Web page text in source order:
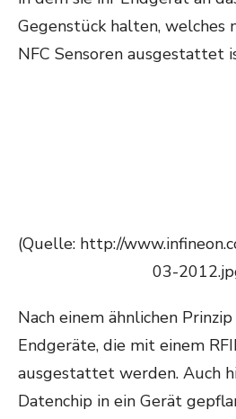
Gegenstück halten, welches
NFC Sensoren ausgestattet
(Quelle: http://
03-
Nach einem ähnlichen
Endgeräte, die mit einem
ausgestattet werden. Auch
Datenchip in ein Gerät